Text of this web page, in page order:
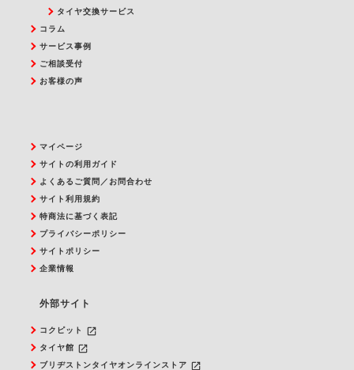
タイヤ交換サービス
コラム
サービス事例
ご相談受付
お客様の声
マイページ
サイトの利用ガイド
よくあるご質問／お問合わせ
サイト利用規約
特商法に基づく表記
プライバシーポリシー
サイトポリシー
企業情報
外部サイト
コクピット launch
タイヤ館 launch
ブリヂストンタイヤオンラインストア launch